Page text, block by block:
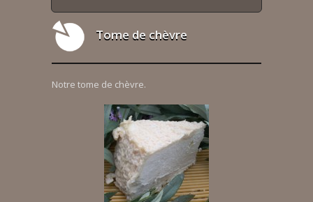
Tome de chèvre
Notre tome de chèvre.